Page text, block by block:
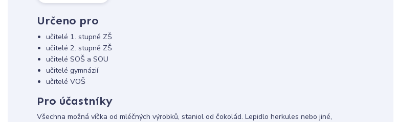
Určeno pro
učitelé 1. stupně ZŠ
učitelé 2. stupně ZŠ
učitelé SOŠ a SOU
učitelé gymnázií
učitelé VOŠ
Pro účastníky
Všechna možná víčka od mléčných výrobků, staniol od čokolád. Lepidlo herkules nebo jiné,